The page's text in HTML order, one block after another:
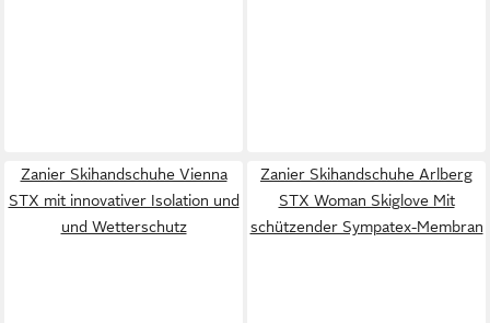
Zanier Skihandschuhe Vienna
STX mit innovativer Isolation und
und Wetterschutz
Zanier Skihandschuhe Arlberg
STX Woman Skiglove Mit
schützender Sympatex-Membran